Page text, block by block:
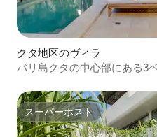
クタ地区のヴィラ
バリ島クタの中心部にある3
スーパーホスト
スーパーホスト